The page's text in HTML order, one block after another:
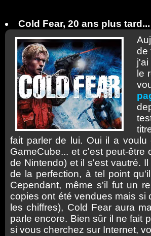
Cold Fear, 20 ans plus tard...
de
j'ai
le
fait parler de lui. Oui il a voulu
GameCube... et c'est peut-
de Nintendo) et il s'est vautré.
de la perfection, à tel point
Cependant, même s'il fut un
copies ont été vendues mais si
les chiffres), Cold Fear aura
parle encore. Bien sûr il ne fait
si vous cherchez sur Internet,